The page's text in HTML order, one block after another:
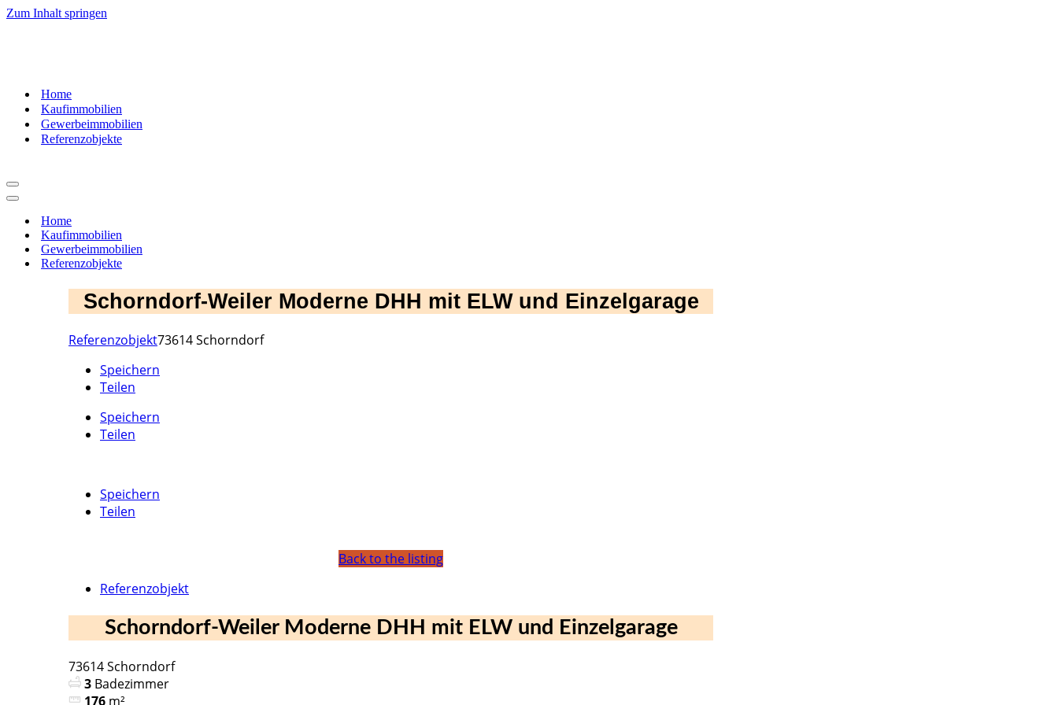
Zum Inhalt springen
Home
Kaufimmobilien
Gewerbeimmobilien
Referenzobjekte
Navigationsmenü
Navigationsmenü
Home
Kaufimmobilien
Gewerbeimmobilien
Referenzobjekte
Schorndorf-Weiler Moderne DHH mit ELW und Einzelgarage
Referenzobjekt73614 Schorndorf
Speichern
Teilen
Speichern
Teilen
Speichern
Teilen
Back to the listing
Referenzobjekt
Schorndorf-Weiler Moderne DHH mit ELW und Einzelgarage
73614 Schorndorf
3 Badezimmer
176 m²